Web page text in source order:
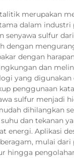
merupakan
dalam industri
senyawa sulfur
dengan
dengan
dan
yang
penggunaan
sulfur menjadi
dihilangkan
dan tekanan
energi. Aplikasi
mulai dari
hingga